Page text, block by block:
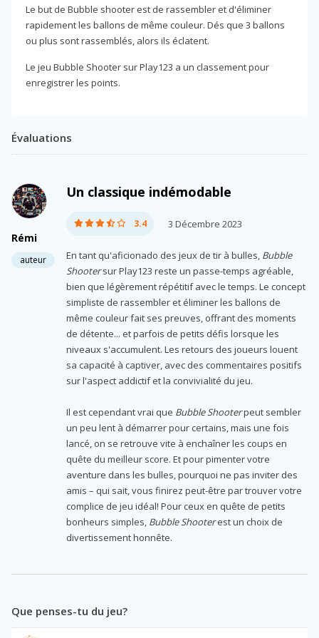
Le but de Bubble shooter est de rassembler et d'éliminer
rapidement les ballons de même couleur. Dés que 3 ballons
ou plus sont rassemblés, alors ils éclatent.
Le jeu Bubble Shooter sur Play123 a un classement pour
enregistrer les points.
Évaluations
Rémi
auteur
Un classique indémodable
3.4 3 Décembre 2023
En tant qu'aficionado des jeux de tir à bulles, Bubble
Shootersur Play123 reste un passe-temps agréable,
bien que légèrement répétitif avec le temps. Le concept
simpliste de rassembler et éliminer les ballons de
même couleur fait ses preuves, offrant des moments
de détente... et parfois de petits défis lorsque les
niveaux s'accumulent. Les retours des joueurs louent
sa capacité à captiver, avec des commentaires positifs
sur l'aspect addictif et la convivialité du jeu.
Il est cependant vrai que Bubble Shooterpeut sembler
un peu lent à démarrer pour certains, mais une fois
lancé, on se retrouve vite à enchaîner les coups en
quête du meilleur score. Et pour pimenter votre
aventure dans les bulles, pourquoi ne pas inviter des
amis – qui sait, vous finirez peut-être par trouver votre
complice de jeu idéal! Pour ceux en quête de petits
bonheurs simples, Bubble Shooterest un choix de
divertissement honnête.
Que penses-tu du jeu?